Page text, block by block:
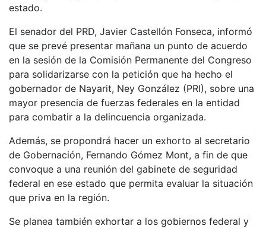
estado.
El senador del PRD, Javier Castellón Fonseca, informó
que se prevé presentar mañana un punto de acuerdo
en la sesión de la Comisión Permanente del Congreso
para solidarizarse con la petición que ha hecho el
gobernador de Nayarit, Ney González (PRI), sobre una
mayor presencia de fuerzas federales en la entidad
para combatir a la delincuencia organizada.
Además, se propondrá hacer un exhorto al secretario
de Gobernación, Fernando Gómez Mont, a fin de que
convoque a una reunión del gabinete de seguridad
federal en ese estado que permita evaluar la situación
que priva en la región.
Se planea también exhortar a los gobiernos federal y